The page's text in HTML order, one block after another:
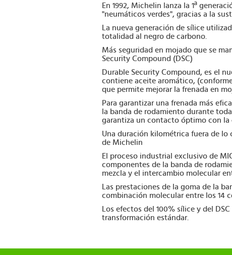
En 1992, Michelin lanza la 1ª
"neumáticos verdes", gracias a la
La nueva generación de sílice
totalidad al negro de carbono.
Más seguridad en mojado que se
Security Compound (DSC)
Durable Security Compound, es el
contiene aceite aromático,
que permite mejorar la frenada en
Para garantizar una frenada más
la banda de rodamiento durante
garantiza un contacto óptimo con la
Una duración kilométrica fuera de
de Michelin
El proceso industrial exclusivo de
componentes de la banda de
mezcla y el intercambio molecular
Las prestaciones de la goma de la
combinación molecular entre los 14
Los efectos del 100% sílice y del
transformación estándar.